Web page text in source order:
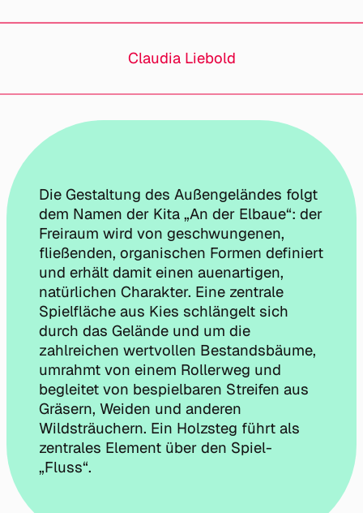
Claudia Liebold
Die Gestaltung des Außengeländes folgt
dem Namen der Kita „An der Elbaue“: der
Freiraum wird von geschwungenen,
fließenden, organischen Formen definiert
und erhält damit einen auenartigen,
natürlichen Charakter. Eine zentrale
Spielfläche aus Kies schlängelt sich
durch das Gelände und um die
zahlreichen wertvollen Bestandsbäume,
umrahmt von einem Rollerweg und
begleitet von bespielbaren Streifen aus
Gräsern, Weiden und anderen
Wildsträuchern. Ein Holzsteg führt als
zentrales Element über den Spiel-
„Fluss“.